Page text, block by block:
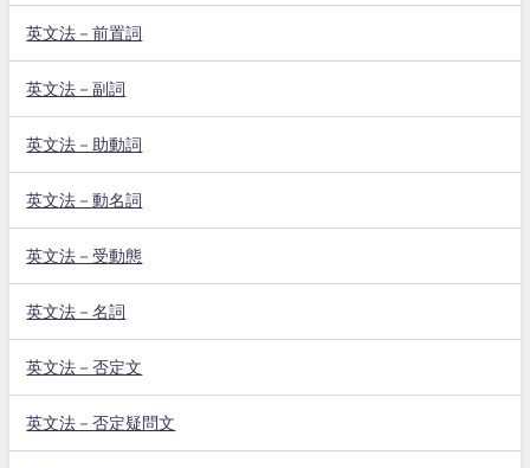
英文法－前置詞
英文法－副詞
英文法－助動詞
英文法－動名詞
英文法－受動態
英文法－名詞
英文法－否定文
英文法－否定疑問文